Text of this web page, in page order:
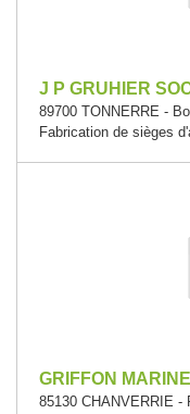
J P GRUHIER
89700 TONNERRE -
Fabrication de sièges
GRIFFON MARINE
85130 CHANVERRIE -